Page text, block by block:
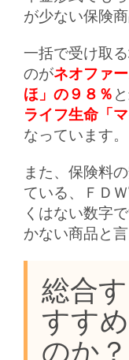
が少ない保険
一括で受け取
のがネオファ
ほ」の９８％
ライフ生命「
なっています。
また、保険料
ている、ＦＤ
くはない数字
かない商品と
総合
すす
のか？